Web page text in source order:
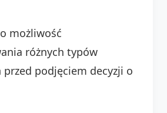
możliwość
różnych typów
przed podjęciem decyzji o